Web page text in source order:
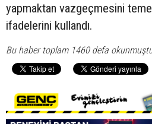
yapmaktan vazgeçmesini
ifadelerini kullandı.
Bu haber toplam 1460 defa